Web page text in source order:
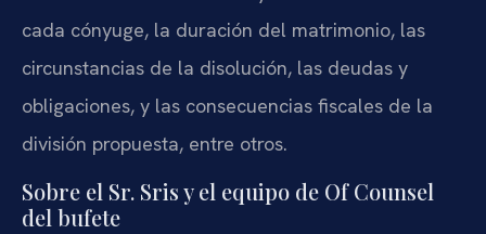
cada cónyuge, la duración del matrimonio, las
circunstancias de la disolución, las deudas y
obligaciones, y las consecuencias fiscales de la
división propuesta, entre otros.
Sobre el Sr. Sris y el equipo de Of Counsel
del bufete